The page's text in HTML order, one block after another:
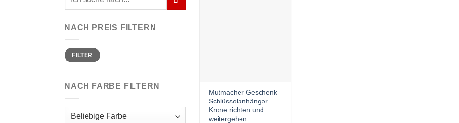
NACH PREIS FILTERN
Min.
Preis
Max.
PreisFILTER
NACH FARBE FILTERN
Mutmacher Geschenk
Schlüsselanhänger
Krone richten und
weitergehen